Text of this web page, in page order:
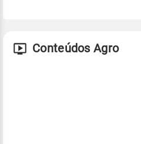
Conteúdos Agro